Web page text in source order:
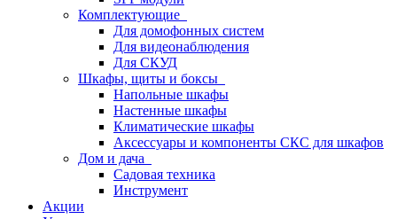
Комплектующие
Для домофонных систем
Для видеонаблюдения
Для СКУД
Шкафы, щиты и боксы
Напольные шкафы
Настенные шкафы
Климатические шкафы
Аксессуары и компоненты СКС для шкафов
Дом и дача
Садовая техника
Инструмент
Акции